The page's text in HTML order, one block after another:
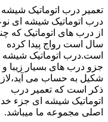
تعمیر درب اتوماتیک
درب اتوماتیک شیشه ای
از درب های اتوماتیک که
سال است رواج پیدا کرده
است.درب اتوماتیک شیشه
جزو درب های بسیار زیبا و
شکیل به حساب می
ذکر است که تعمیر درب
اتوماتیک شیشه ای جزء
اصلی مجموعه ما میباشد.